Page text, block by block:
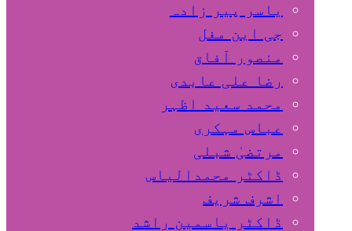
یاسر پیر زادہ
جی این مغل
منصور آفاق
رضا علی عابدی
محمد سعید اظہر
عباس مہکری
مرتضیٰ شبلی
ڈاکٹر محمدالیاس
اشرف شریف
ڈاکٹر یاسمین راشد